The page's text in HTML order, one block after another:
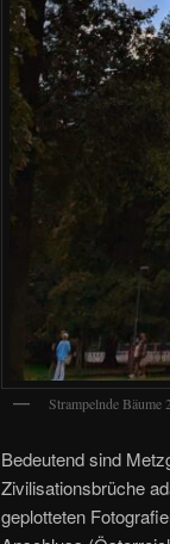
Strampelnde
Bedeutend sind
Zivilisationsbrüche
geplotteten